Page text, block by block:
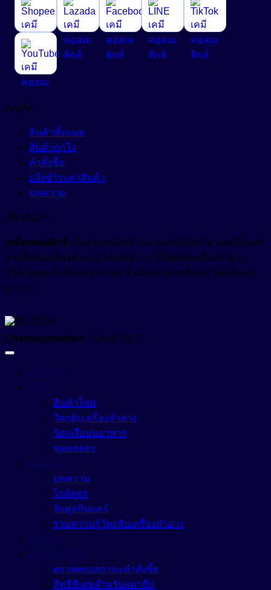
เมนูลัด
สินค้าทั้งหมด
สินค้าถูกใจ
คำสั่งซื้อ
แจ้งชำระค่าสินค้า
บทความ
เกี่ยวกับเรา
เคมีคอสเมติกส์ เป็นตัวแทนจัดจำหน่ายเคมีภัณฑ์ ขายเคมีภัณฑ์
สารตั้งต้นเครื่องสำอาง วัตถุดิบต่างๆ ที่ใช้ผลิตเครื่องสำอาง
หัวน้ำหอม น้ำมันหอมระเหย น้ำมันธรรมชาติ และวัตถุเจือปน
อาหาร
Chemecosmetics : Since 2021
สินค้าใหม่
วัตถุดิบเครื่องสำอาง
วัตถุเจือปนอาหาร
ชุดทดลอง
บทความ
ไกด์สูตร
จับคู่สกินแคร์
รวมความรู้วัตถุดิบเครื่องสำอาง
ตรวจสอบสถานะคำสั่งซื้อ
สิทธิพิเศษสำหรับสมาชิก